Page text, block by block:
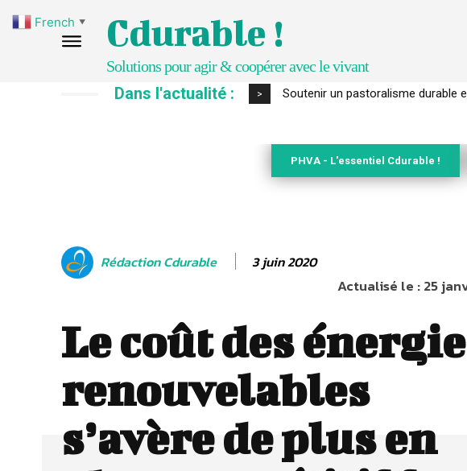
Cdurable !
Solutions pour agir & coopérer avec le vivant
Dans l'actualité : > S’inspirer de l’arbre pour un
PHVA - L'essentiel Cdurable !
Rédaction Cdurable 3 juin 2020
Actualisé le :25
Le coût des
renouvelables
s’avère de plus en
French ▼